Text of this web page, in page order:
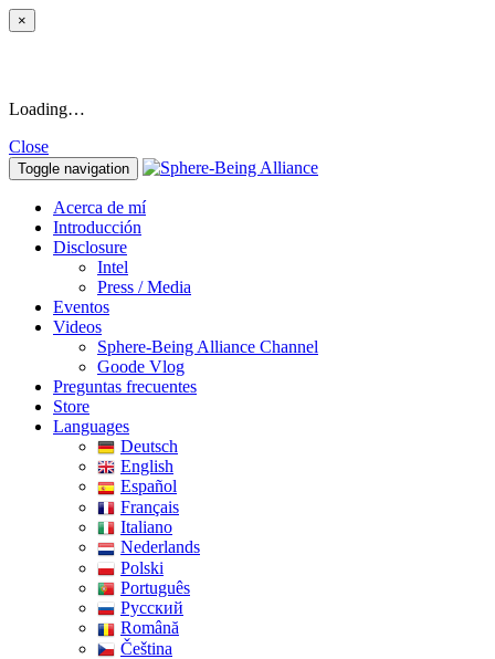
×
Loading…
Close
Toggle navigation
Acerca de mí
Introducción
Disclosure
Intel
Press / Media
Eventos
Videos
Sphere-Being Alliance Channel
Goode Vlog
Preguntas frecuentes
Store
Languages
Deutsch
English
Español
Français
Italiano
Nederlands
Polski
Português
Pусский
Română
Čeština